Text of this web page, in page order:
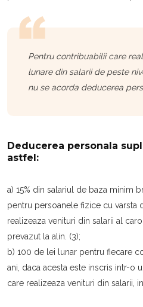
Pentru contribuabilii care
lunare din salarii de peste
nu se acorda deducerea
Deducerea personala
astfel:
a) 15% din salariul de baza minim
pentru persoanele fizice cu varsta
realizeaza venituri din salarii al
prevazut la alin. (3);
b) 100 de lei lunar pentru fiecare
ani, daca acesta este inscris intr-o
care realizeaza venituri din salarii,